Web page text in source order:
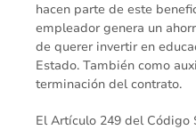
hacen parte de este
empleador genera un
de querer invertir en
Estado. También como
terminación del contrato.
El Artículo 249 del Código